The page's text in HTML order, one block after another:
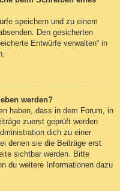
speichern und zu einem
Den gesicherten
Entwürfe verwalten“ in
werden?
haben, dass in dem Forum, in
zuerst geprüft werden
dich zu einer
denen sie die Beiträge erst
sichtbar werden. Bitte
du weitere Informationen dazu